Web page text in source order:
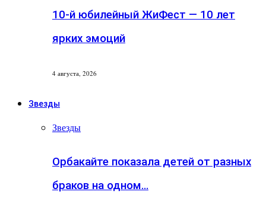
10-й юбилейный ЖиФест — 10 лет
ярких эмоций
4 августа, 2026
Звезды
Звезды
Орбакайте показала детей от разных
браков на одном…